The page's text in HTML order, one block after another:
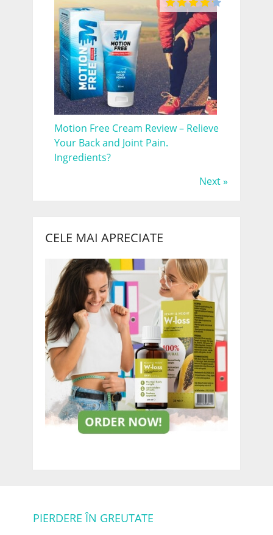
Motion Free Cream Review – Relieve
Your Back and Joint Pain.
Ingredients?
Next »
CELE MAI APRECIATE
PIERDERE ÎN GREUTATE